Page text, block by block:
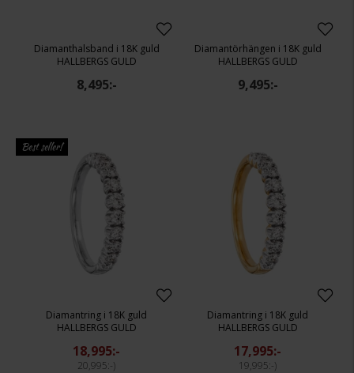
Diamanthalsband i 18K guld
HALLBERGS GULD
8,495:-
Diamantörhängen i 18K guld
HALLBERGS GULD
9,495:-
Best seller!
Diamantring i 18K guld
HALLBERGS GULD
18,995:-
20,995:-
Diamantring i 18K guld
HALLBERGS GULD
17,995:-
19,995:-